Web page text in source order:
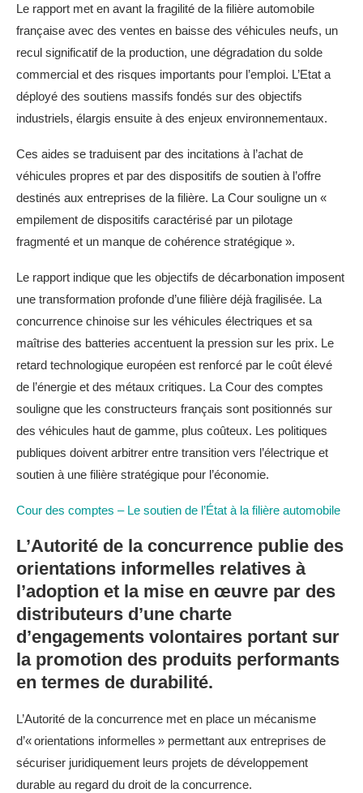
Le rapport met en avant la fragilité de la filière automobile
française avec des ventes en baisse des véhicules neufs, un
recul significatif de la production, une dégradation du solde
commercial et des risques importants pour l’emploi. L’Etat a
déployé des soutiens massifs fondés sur des objectifs
industriels, élargis ensuite à des enjeux environnementaux.
Ces aides se traduisent par des incitations à l’achat de
véhicules propres et par des dispositifs de soutien à l’offre
destinés aux entreprises de la filière. La Cour souligne un «
empilement de dispositifs caractérisé par un pilotage
fragmenté et un manque de cohérence stratégique ».
Le rapport indique que les objectifs de décarbonation imposent
une transformation profonde d’une filière déjà fragilisée. La
concurrence chinoise sur les véhicules électriques et sa
maîtrise des batteries accentuent la pression sur les prix. Le
retard technologique européen est renforcé par le coût élevé
de l’énergie et des métaux critiques. La Cour des comptes
souligne que les constructeurs français sont positionnés sur
des véhicules haut de gamme, plus coûteux. Les politiques
publiques doivent arbitrer entre transition vers l’électrique et
soutien à une filière stratégique pour l’économie.
Cour des comptes – Le soutien de l’État à la filière automobile
L’Autorité de la concurrence publie des
orientations informelles relatives à
l’adoption et la mise en œuvre par des
distributeurs d’une charte
d’engagements volontaires portant sur
la promotion des produits performants
en termes de durabilité.
L’Autorité de la concurrence met en place un mécanisme
d’« orientations informelles » permettant aux entreprises de
sécuriser juridiquement leurs projets de développement
durable au regard du droit de la concurrence.